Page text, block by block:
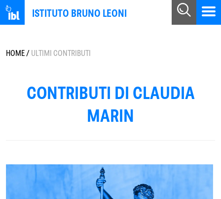
ISTITUTO BRUNO LEONI
HOME/ULTIMI CONTRIBUTI
CONTRIBUTI DI CLAUDIA
MARIN